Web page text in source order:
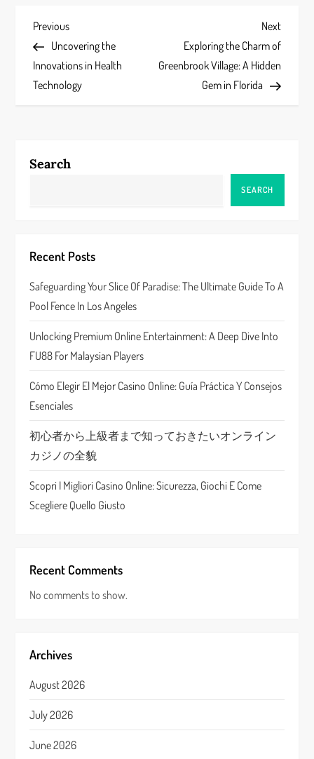
P
o
s
n
i
g
a
t
i
o
n
Previous
Post
Previous
Uncovering the
Innovations in Health
Technology
Next
Post
Next
Exploring the Charm of
Greenbrook Village: A Hidden
Gem in Florida
Search
SEARCH
Recent Posts
Safeguarding Your Slice Of Paradise: The Ultimate Guide To A
Pool Fence In Los Angeles
Unlocking Premium Online Entertainment: A Deep Dive Into
FU88 For Malaysian Players
Cómo Elegir El Mejor Casino Online: Guía Práctica Y Consejos
Esenciales
初心者から上級者まで知っておきたいオンライン
カジノの全貌
Scopri I Migliori Casino Online: Sicurezza, Giochi E Come
Scegliere Quello Giusto
Recent Comments
No comments to show.
Archives
August 2026
July 2026
June 2026